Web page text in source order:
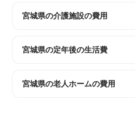
宮城県の介護施設の費用
宮城県の定年後の生活費
宮城県の老人ホームの費用